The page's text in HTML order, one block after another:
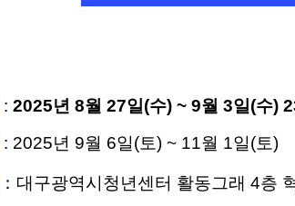
: 2025년 8월 27일 (수) ~ 9월 3일 (수)
: 2025년 9월 6일(토) ~ 11월 1일(토)
： 대구광역시청년센터 활동그래 4층